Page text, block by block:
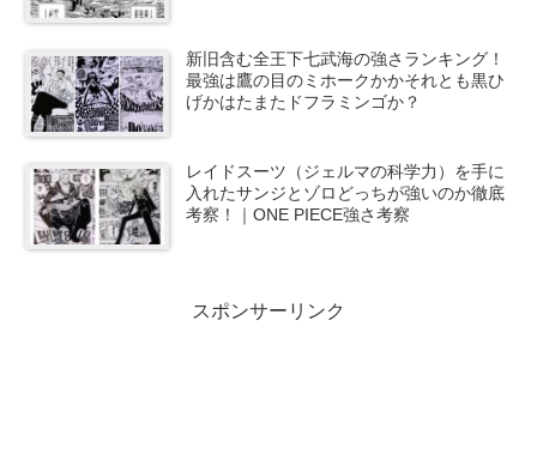
新旧含む全王下七武海の強さランキング！
最強は鷹の目のミホークかかそれとも黒ひ
げかはたまたドフラミンゴか？
レイドスーツ（ジェルマの科学力）を手に
入れたサンジとゾロどっちが強いのか徹底
考察！｜ONE PIECE強さ考察
スポンサーリンク